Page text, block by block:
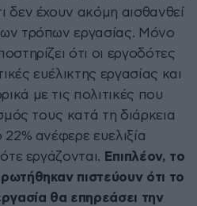
δεν έχουν ακόμη αισθανθεί
τρόπων εργασίας. Μόνο
ότι οι εργοδότες
ευέλικτης εργασίας και
με τις πολιτικές που
τους κατά τη διάρκεια
ανέφερε ευελιξία
εργάζονται. Επιπλέον, το
πιστεύουν ότι το
θα επηρεάσει την